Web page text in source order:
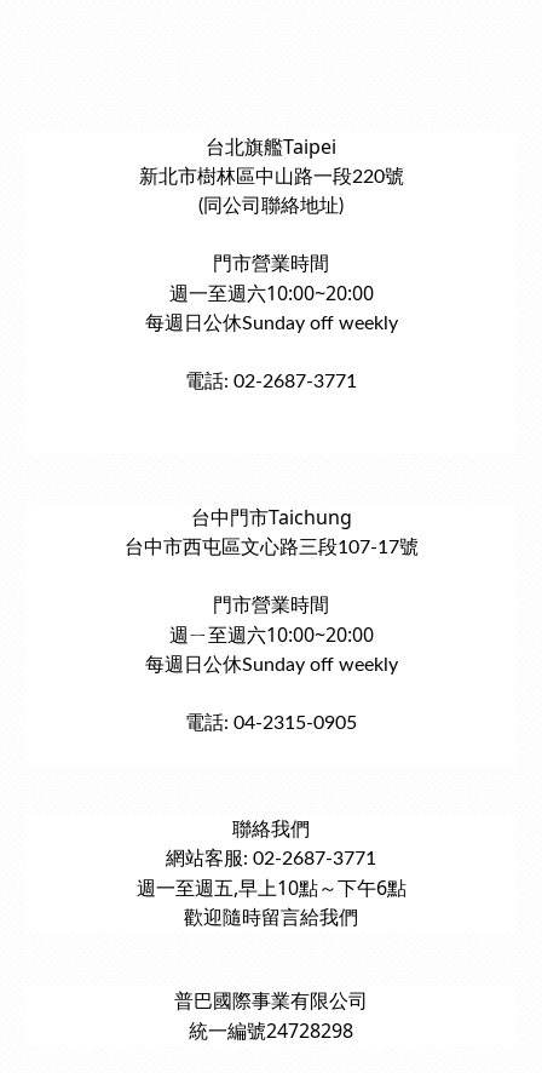
台北旗艦Taipei
新北市樹林區中山路一段220號
(同公司聯絡地址)
門市營業時間
週一至週六10:00~20:00
每週日公休Sunday off weekly
電話: 02-2687-3771
台中門市Taichung
台中市西屯區文心路三段107-17號
門市營業時間
週ㄧ至週六10:00~20:00
每週日公休Sunday off weekly
電話: 04-2315-0905
聯絡我們
網站客服: 02-2687-3771
週一至週五,早上10點～下午6點
歡迎隨時留言給我們
普巴國際事業有限公司
統一編號24728298